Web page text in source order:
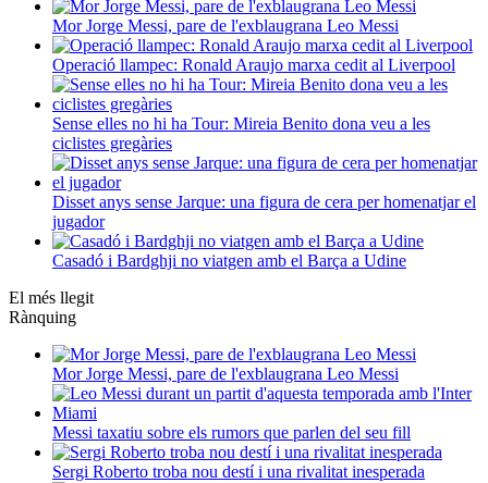
Mor Jorge Messi, pare de l'exblaugrana Leo Messi
Operació llampec: Ronald Araujo marxa cedit al Liverpool
Sense elles no hi ha Tour: Mireia Benito dona veu a les
ciclistes gregàries
Disset anys sense Jarque: una figura de cera per homenatjar el
jugador
Casadó i Bardghji no viatgen amb el Barça a Udine
El més llegit
Rànquing
Mor Jorge Messi, pare de l'exblaugrana Leo Messi
Messi taxatiu sobre els rumors que parlen del seu fill
Sergi Roberto troba nou destí i una rivalitat inesperada